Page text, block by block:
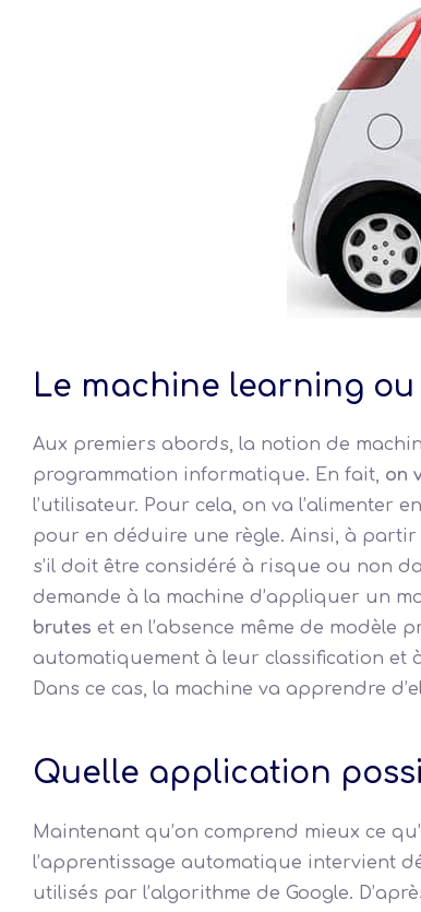
Le machine learning ou
Aux premiers abords, la notion de
programmation informatique. En fait, on
l’utilisateur. Pour cela, on va l’alimenter
pour en déduire une règle. Ainsi, à partir
s’il doit être considéré à risque ou non
demande à la machine d’appliquer un
brutes et en l’absence même de modèle
automatiquement à leur classification et
Dans ce cas, la machine va apprendre
Quelle application
Maintenant qu’on comprend mieux ce
l’apprentissage automatique intervient
utilisés par l’algorithme de Google.